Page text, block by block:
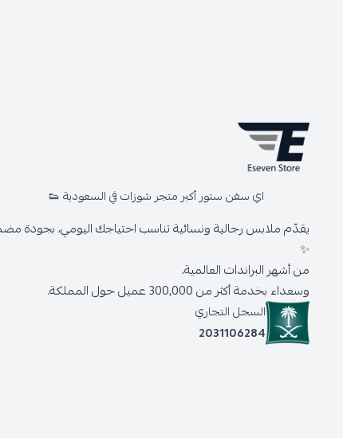
اي سفن ستور أكبر متجر شوزات في السعودية 👟
يقدّم ملابس رجالية ونسائية تناسب احتياجك اليومي، بجودة
✨
من أشهر البراندات العالمية،
وسعداء بخدمة أكثر من 300,000 عميل حول المملكة.
السجل التجاري
2031106284